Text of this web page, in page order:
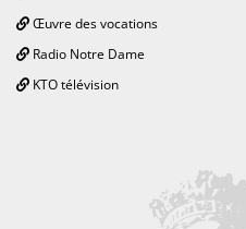
Œuvre des vocations
Radio Notre Dame
KTO télévision